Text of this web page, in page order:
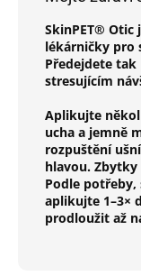
SkinPET® Otic
lékárničky pro
Předejdete
stresujícím
Aplikujte
ucha a jemně
rozpuštění
hlavou. Zbytky
Podle potřeby,
aplikujte 1–3×
prodloužit až